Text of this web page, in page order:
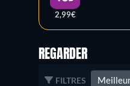
2,99€
REGARDER
FILTRES